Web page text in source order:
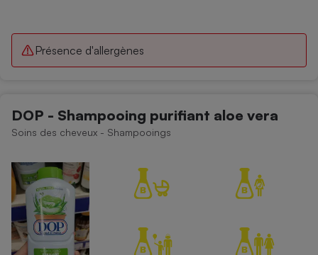
Présence d'allergènes
DOP - Shampooing purifiant aloe vera
Soins des cheveux - Shampooings